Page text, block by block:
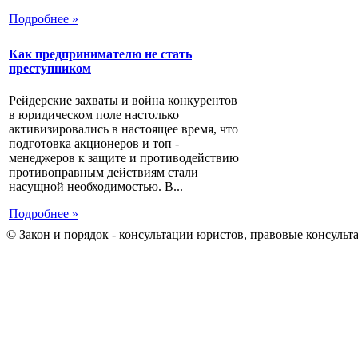
Подробнее »
Как предпринимателю не стать
преступником
Рейдерские захваты и война конкурентов
в юридическом поле настолько
активизировались в настоящее время, что
подготовка акционеров и топ -
менеджеров к защите и противодействию
противоправным действиям стали
насущной необходимостью. В...
Подробнее »
© Закон и порядок - консультации юристов, правовые